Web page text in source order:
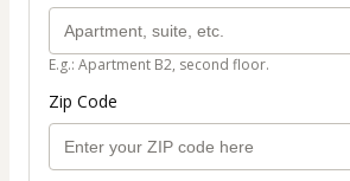
E.g.: Apartment B2, second floor.
Zip Code